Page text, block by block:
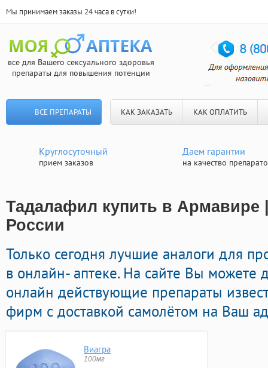
Мы принимаем заказы 24 часа в сутки!
все для Вашего сексуального здоровья
препараты для повышения потенции
ВСЕ ПРЕПАРАТЫ КАК ЗАКАЗАТЬ КАК ОПЛАТИТЬ
Круглосуточный
прием заказов
Даем гарантии
на качество
Тадалафил купить в Армавире
России
Только сегодня лучшие аналоги для
в онлайн- аптеке. На сайте Вы можете
онлайн действующие препараты
фирм с доставкой самолётом на Ваш
Виагра
100мг